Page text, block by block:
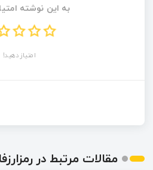
به این نوشته
امتیاز دهید!
مقالات مرتبط در